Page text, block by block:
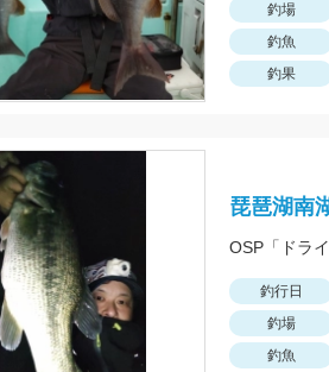
釣場
釣魚
釣果
琵琶湖南
OSP「ドラ
釣行日
釣場
釣魚